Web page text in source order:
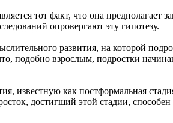
тот факт, что она предполагает
опровергают эту гипотезу.
развития, на которой
подобно взрослым, подростки
известную как постформальная
достигший этой стадии,